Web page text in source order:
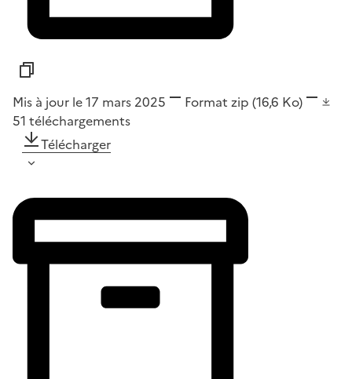
Mis à jour le 17 mars 2025 Format zip (16,6 Ko)
51 téléchargements
Télécharger